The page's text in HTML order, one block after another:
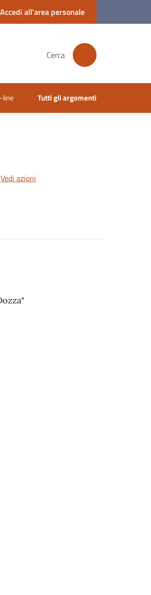
Accedi all'area personale
Cerca
line Tutti gli argomenti
Vedi azioni